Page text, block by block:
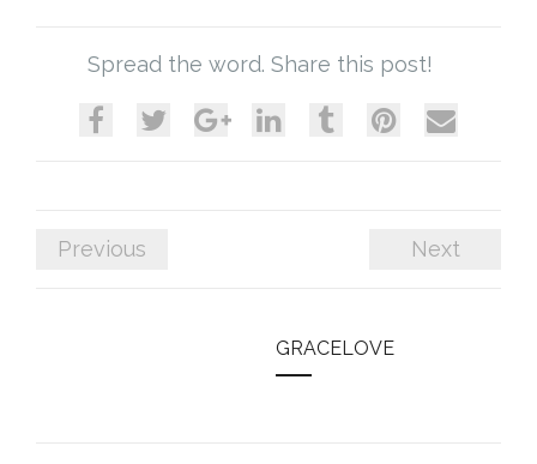
Spread the word. Share this post!
Previous Next
GRACELOVE